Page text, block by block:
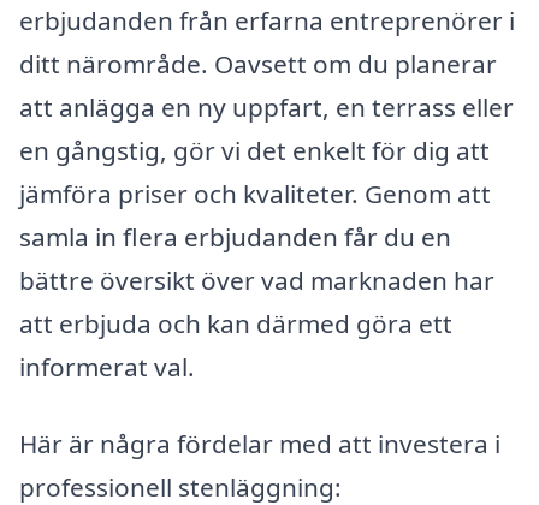
erbjudanden från erfarna entreprenörer i
ditt närområde. Oavsett om du planerar
att anlägga en ny uppfart, en terrass eller
en gångstig, gör vi det enkelt för dig att
jämföra priser och kvaliteter. Genom att
samla in flera erbjudanden får du en
bättre översikt över vad marknaden har
att erbjuda och kan därmed göra ett
informerat val.
Här är några fördelar med att investera i
professionell stenläggning: